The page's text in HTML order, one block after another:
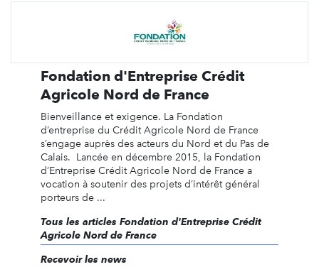
Fondation d'Entreprise Crédit
Agricole Nord de France
Bienveillance et exigence. La Fondation
d’entreprise du Crédit Agricole Nord de France
s’engage auprès des acteurs du Nord et du Pas de
Calais. Lancée en décembre 2015, la Fondation
d’Entreprise Crédit Agricole Nord de France a
vocation à soutenir des projets d’intérêt général
porteurs de ...
Tous les articles Fondation d'Entreprise Crédit
Agricole Nord de France
Recevoir les news